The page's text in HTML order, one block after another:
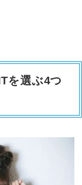
を選ぶ4つ